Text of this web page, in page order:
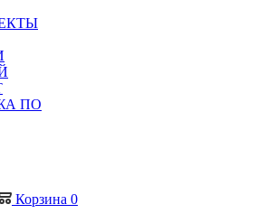
ПО
Корзина 0